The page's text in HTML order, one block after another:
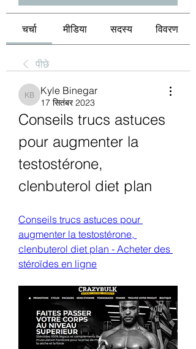
चर्चा मीडिया सदस्य विवरण
पीछे
Kyle Binegar
Kyle Binegar
17 सितंबर 2023
Conseils trucs astuces
pour augmenter la
testostérone,
clenbuterol diet plan
Conseils trucs astuces pour
augmenter la testostérone,
clenbuterol diet plan - Acheter des
stéroïdes en ligne